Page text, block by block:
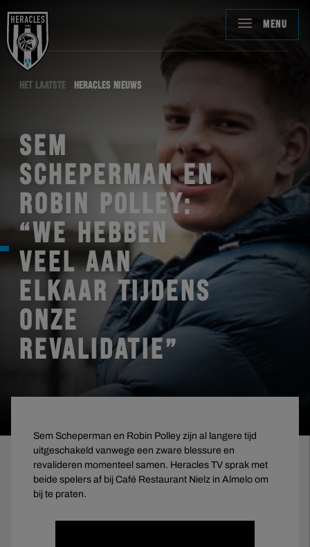
MENU
HET LAATSTE HERACLES NIEUWS
SEM
SCHEPERMAN EN
ROBIN POLLEY:
“WE HEBBEN
VEEL AAN
ELKAAR TIJDENS
ONZE
REVALIDATIE”
Sem Scheperman en Robin Polley zijn al langere tijd
uitgeschakeld vanwege een zware blessure en
revalideren momenteel samen. Heracles TV sprak met
beide spelers af bij Café Restaurant Nielz in Almelo om
bij te praten.